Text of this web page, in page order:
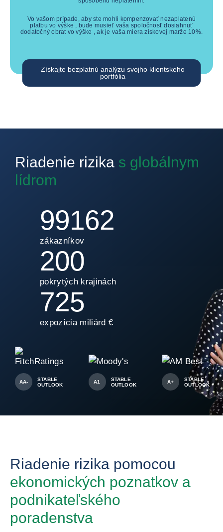
Vo vašom prípade, aby ste mohli kompenzovať nezaplatenú
platbu vo výške , bude musieť vaša spoločnosť dosiahnuť
dodatočný obrat vo výške , ak je vaša miera ziskovej marže 10%.
Získajte bezplatnú analýzu svojho klientskeho
portfólia
Riadenie rizika s globálnym
lídrom
100000
zákazníkov
200
pokrytých krajinách
725
expozícia miliárd €
AA-
STABLE
OUTLOOK
A1
STABLE
OUTLOOK
A+
STABLE
OUTLOOK
Riadenie rizika pomocou
ekonomických poznatkov a
podnikateľského
poradenstva